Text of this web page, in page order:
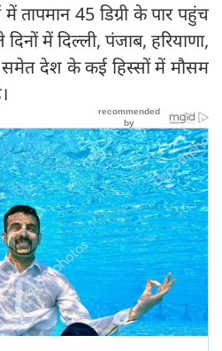
तापमान 45 डिग्री के पार पहुंच
में दिल्ली, पंजाब, हरियाणा,
समेत देश के कई हिस्सों में मौसम